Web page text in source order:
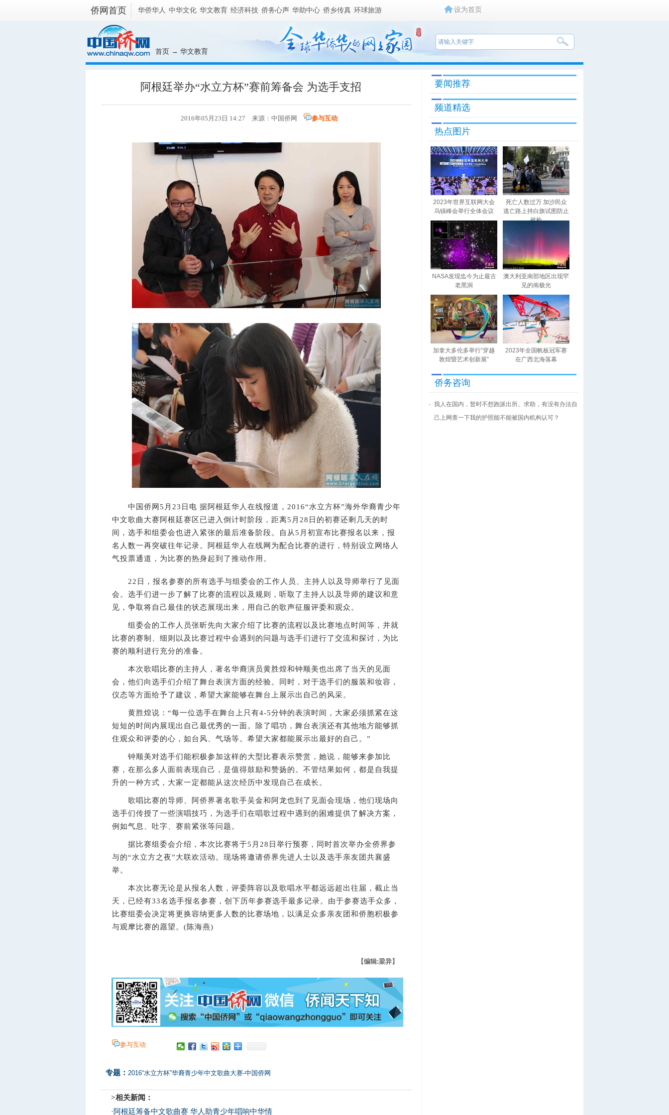
侨网首页 华侨华人 中华文化 华文教育 经济科技 侨务心声 华助中心 侨乡传真 环球旅游 设为首页
首页 → 华文教育
阿根廷举办“水立方杯”赛前筹备会 为选手支招
2016年05月23日 14:27 来源： 中国侨网 参与互动
中国侨网5月23日电 据阿根廷华人在线报道，2016“水立方杯”海外华裔青少年
中文歌曲大赛阿根廷赛区已进入倒计时阶段，距离5月28日的初赛还剩几天的时
间，选手和组委会也进入紧张的最后准备阶段。自从5月初宣布比赛报名以来，报
名人数一再突破往年记录。阿根廷华人在线网为配合比赛的进行，特别设立网络人
气投票通道，为比赛的热身起到了推动作用。
22日，报名参赛的所有选手与组委会的工作人员、主持人以及导师举行了见面
会。选手们进一步了解了比赛的流程以及规则，听取了主持人以及导师的建议和意
见，争取将自己最佳的状态展现出来，用自己的歌声征服评委和观众。
组委会的工作人员张昕先向大家介绍了比赛的流程以及比赛地点时间等，并就
比赛的赛制、细则以及比赛过程中会遇到的问题与选手们进行了交流和探讨，为比
赛的顺利进行充分的准备。
本次歌唱比赛的主持人，著名华裔演员黄胜煌和钟顺美也出席了当天的见面
会，他们向选手们介绍了舞台表演方面的经验。同时，对于选手们的服装和妆容，
仪态等方面给予了建议，希望大家能够在舞台上展示出自己的风采。
黄胜煌说：“每一位选手在舞台上只有4-5分钟的表演时间，大家必须抓紧在这
短短的时间内展现出自己最优秀的一面。除了唱功，舞台表演还有其他地方能够抓
住观众和评委的心，如台风、气场等。希望大家都能展示出最好的自己。”
钟顺美对选手们能积极参加这样的大型比赛表示赞赏，她说，能够来参加比
赛，在那么多人面前表现自己，是值得鼓励和赞扬的。不管结果如何，都是自我提
升的一种方式，大家一定都能从这次经历中发现自己在成长。
歌唱比赛的导师、阿侨界著名歌手吴金和阿龙也到了见面会现场，他们现场向
选手们传授了一些演唱技巧，为选手们在唱歌过程中遇到的困难提供了解决方案，
例如气息、吐字、赛前紧张等问题。
据比赛组委会介绍，本次比赛将于5月28日举行预赛，同时首次举办全侨界参
与的“水立方之夜”大联欢活动。现场将邀请侨界先进人士以及选手亲友团共襄盛
举。
本次比赛无论是从报名人数，评委阵容以及歌唱水平都远远超出往届，截止当
天，已经有33名选手报名参赛，创下历年参赛选手最多记录。由于参赛选手众多，
比赛组委会决定将更换容纳更多人数的比赛场地，以满足众多亲友团和侨胞积极参
与观摩比赛的愿望。(陈海燕)
【编辑:梁异】
参与互动
专题： 2016“水立方杯”华裔青少年中文歌曲大赛-中国侨网
>相关新闻：
·阿根廷筹备中文歌曲赛 华人助青少年唱响中华情
要闻推荐
频道精选
热点图片
2023年世界互联网大会
乌镇峰会举行全体会议
死亡人数过万 加沙民众
逃亡路上持白旗试图防止
被枪
NASA发现迄今为止最古
老黑洞
澳大利亚南部地区出现罕
见的南极光
加拿大多伦多举行“穿越
敦煌暨艺术创新展”
2023年全国帆板冠军赛
在广西北海落幕
侨务咨询
我人在国内，暂时不想跑派出所。求助，有没有办法自
己上网查一下我的护照能不能被国内机构认可？